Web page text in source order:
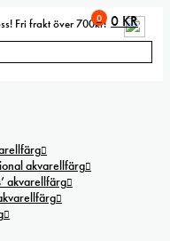
Fri frakt över 700kr!
0 0 KR
akvarellfärg
akvarellfärg